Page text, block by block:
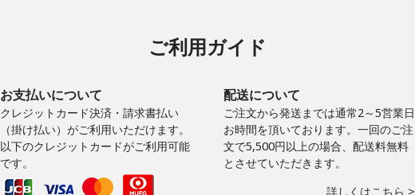
ご利用ガイド
お支払いについて
クレジットカード決済・請求書払い
（掛け払い）がご利用いただけます。
以下のクレジットカードがご利用可能
です。
配送について
ご注文から発送までは通常2～5営業日
お時間を頂いております。一回のご注
文で5,500円以上の場合、配送料無料
とさせていただきます。
詳しくはこちら >